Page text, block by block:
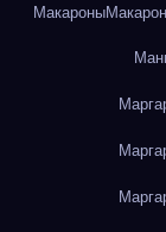
Макароны